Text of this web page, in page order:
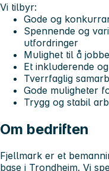
Vi tilbyr:
Gode og
Spennende og
utfordringer
Mulighet til å
Et inkluderende
Tverrfaglig
Gode muligheter
Trygg og stabil
Om bedriften
Fjellmark er et
base i Trondheim. Vi